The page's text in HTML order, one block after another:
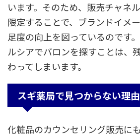
います。そのため、販売チャネ
限定することで、ブランドイメ
足度の向上を図っているのです
ルシアでバロンを探すことは、
わってしまいます。
スギ薬局で見つからない理
化粧品のカウンセリング販売に